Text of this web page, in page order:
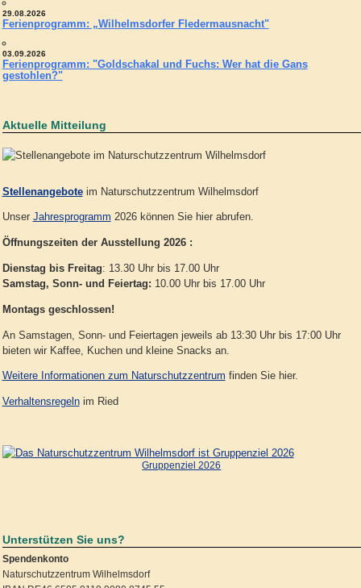
29.08.2026
Ferienprogramm: „Wilhelmsdorfer Fledermausnacht"
03.09.2026
Ferienprogramm: "Goldschakal und Fuchs: Wer hat die Gans
gestohlen?"
Aktuelle Mitteilung
Stellenangeboteim Naturschutzzentrum Wilhelmsdorf
Unser Jahresprogramm 2026 können Sie hier abrufen.
Öffnungszeiten der Ausstellung 2026 :
Dienstag bis Freitag: 13.30 Uhr bis 17.00 Uhr
Samstag, Sonn- und Feiertag: 10.00 Uhr bis 17.00 Uhr
Montags geschlossen!
An Samstagen, Sonn- und Feiertagen jeweils ab 13:30 Uhr bis 17:00 Uhr
bieten wir Kaffee, Kuchen und kleine Snacks an.
Weitere Informationen zum Naturschutzzentrum finden Sie hier.
Verhaltensregelnim Ried
Gruppenziel 2026
Unterstützen Sie uns?
Spendenkonto
Naturschutzzentrum Wilhelmsdorf